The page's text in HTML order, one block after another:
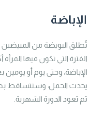
الإباضة
تُطلق البويضة من
الإباضة، وحتى يوم أو يومين
يحدث الحمل، وستتساقط
ثم تعود الدورة الشهرية.